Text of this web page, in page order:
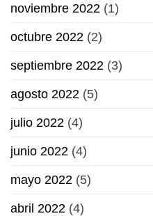
noviembre 2022 (1)
octubre 2022 (2)
septiembre 2022 (3)
agosto 2022 (5)
julio 2022 (4)
junio 2022 (4)
mayo 2022 (5)
abril 2022 (4)